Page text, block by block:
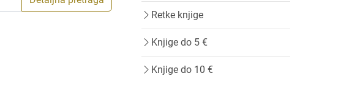
Retke knjige
Knjige do 5 €
Knjige do 10 €